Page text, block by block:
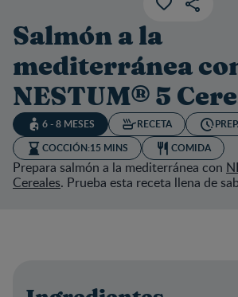
Salmón a la
mediterránea
NESTUM® 5
6 - 8 MESES RECETA
COCCIÓN:15 MINS COMIDA
Prepara salmón a la mediterránea con
Cereales. Prueba esta receta llena de